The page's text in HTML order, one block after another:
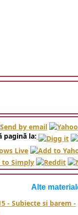
pagină la:
Alte
- Subiecte si barem -